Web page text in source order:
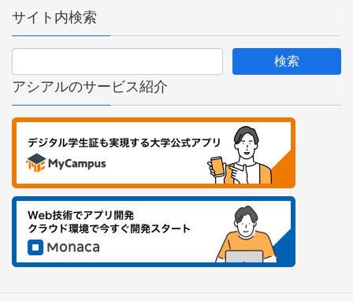
サイト内検索
アシアルのサービス紹介